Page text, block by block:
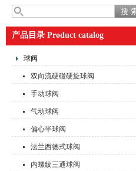
产品目录 Product catalog
球阀
双向流硬碰硬旋球阀
手动球阀
气动球阀
偏心半球阀
法兰西德式球阀
内螺纹三通球阀